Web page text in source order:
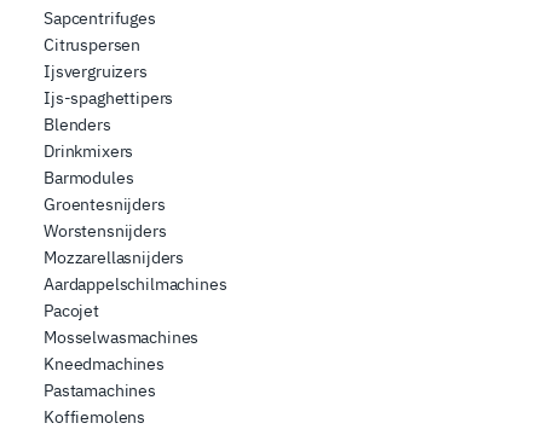
Sapcentrifuges
Citruspersen
Ijsvergruizers
Ijs-spaghettipers
Blenders
Drinkmixers
Barmodules
Groentesnijders
Worstensnijders
Mozzarellasnijders
Aardappelschilmachines
Pacojet
Mosselwasmachines
Kneedmachines
Pastamachines
Koffiemolens